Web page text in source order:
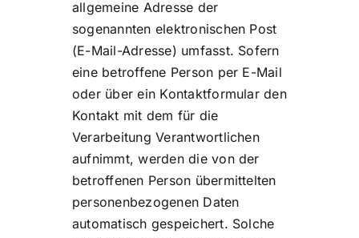
allgemeine Adresse der
sogenannten elektronischen Post
(E-Mail-Adresse) umfasst. Sofern
eine betroffene Person per E-Mail
oder über ein Kontaktformular den
Kontakt mit dem für die
Verarbeitung Verantwortlichen
aufnimmt, werden die von der
betroffenen Person übermittelten
personenbezogenen Daten
automatisch gespeichert. Solche